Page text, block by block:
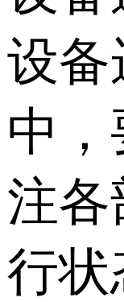
设备
中
注各
行状